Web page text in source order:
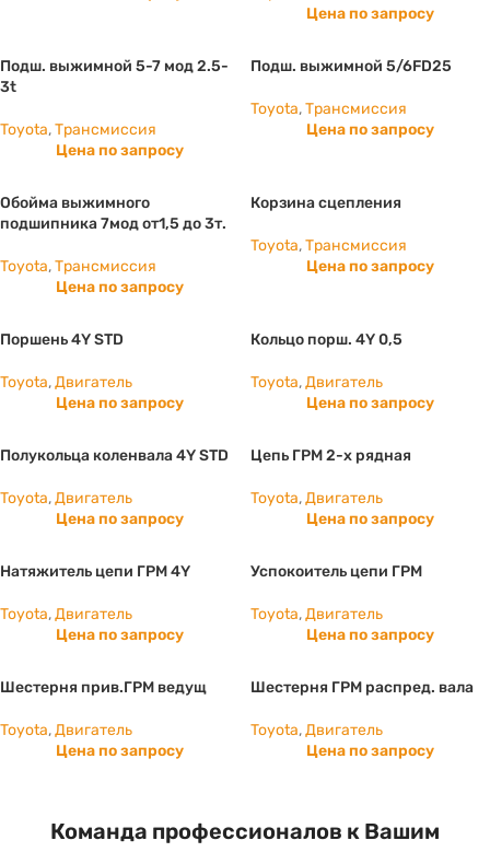
Цена по запросу
Подш. выжимной 5-7 мод 2.5-
3t
Toyota,Трансмиссия
Цена по запросу
Подш. выжимной 5/6FD25
Toyota,Трансмиссия
Цена по запросу
Обойма выжимного
подшипника 7мод от1,5 до 3т.
Toyota,Трансмиссия
Цена по запросу
Корзина сцепления
Toyota,Трансмиссия
Цена по запросу
Поршень 4Y STD
Toyota,Двигатель
Цена по запросу
Кольцо порш. 4Y 0,5
Toyota,Двигатель
Цена по запросу
Полукольца коленвала 4Y STD
Toyota,Двигатель
Цена по запросу
Цепь ГРМ 2-х рядная
Toyota,Двигатель
Цена по запросу
Натяжитель цепи ГРМ 4Y
Toyota,Двигатель
Цена по запросу
Успокоитель цепи ГРМ
Toyota,Двигатель
Цена по запросу
Шестерня прив.ГРМ ведущ
Toyota,Двигатель
Цена по запросу
Шестерня ГРМ распред. вала
Toyota,Двигатель
Цена по запросу
Команда профессионалов к Вашим